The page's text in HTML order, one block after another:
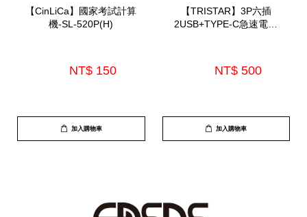
【CinLiCa】國家考試計算
機-SL-520P(H)
NT$ 150
加入購物車
【TRISTAR】3P六插
2USB+TYPE-C急速電源
NT$ 500
加入購物車